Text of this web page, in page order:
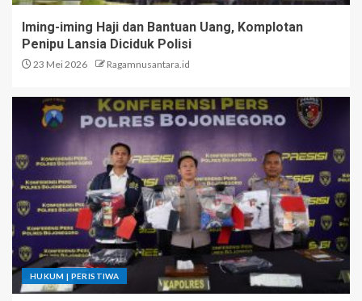
Iming-iming Haji dan Bantuan Uang, Komplotan
Penipu Lansia Diciduk Polisi
23 Mei 2026 Ragamnusantara.id
HUKUM | PERISTIWA